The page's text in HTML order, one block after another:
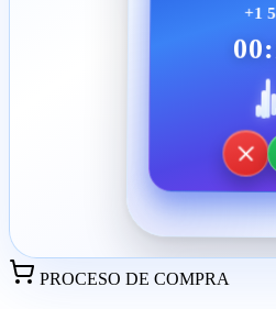
+1
PROCESO DE COMPRA